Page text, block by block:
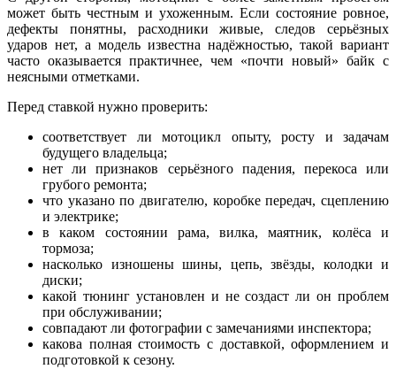
может быть честным и ухоженным. Если состояние ровное,
дефекты понятны, расходники живые, следов серьёзных
ударов нет, а модель известна надёжностью, такой вариант
часто оказывается практичнее, чем «почти новый» байк с
неясными отметками.
Перед ставкой нужно проверить:
соответствует ли мотоцикл опыту, росту и задачам
будущего владельца;
нет ли признаков серьёзного падения, перекоса или
грубого ремонта;
что указано по двигателю, коробке передач, сцеплению
и электрике;
в каком состоянии рама, вилка, маятник, колёса и
тормоза;
насколько изношены шины, цепь, звёзды, колодки и
диски;
какой тюнинг установлен и не создаст ли он проблем
при обслуживании;
совпадают ли фотографии с замечаниями инспектора;
какова полная стоимость с доставкой, оформлением и
подготовкой к сезону.